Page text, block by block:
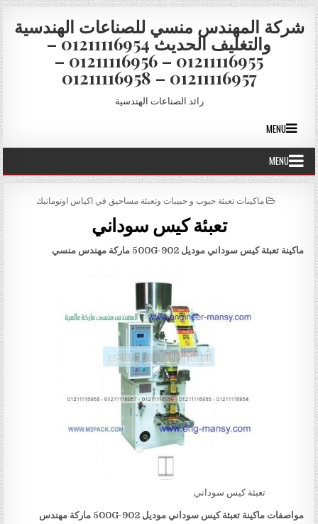
Skip to content
شركة المهندس منسي للصناعات الهندسية
والتغليف الحديث 01211116954 –
01211116955 – 01211116956 –
01211116957 – 01211116958
رائد الصناعات الهندسية
MENU
MENU
POSTED IN
ماكينات تعبئة حبوب و حبيبات وتعبئة مساحيق في اكياس اوتوماتيك
تعبئة كيس سوداني
ماكينة تعبئة كيس سوداني موديل902-500G ماركة مهندس منسي
تعبئة كيس سوداني
مواصفات ماكينةتعبئة كيس سودانيموديل902-500G
ماركة مهندس